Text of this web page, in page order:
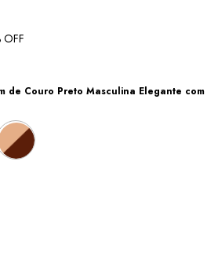
OFF
de Couro Preto Masculina Elegante com